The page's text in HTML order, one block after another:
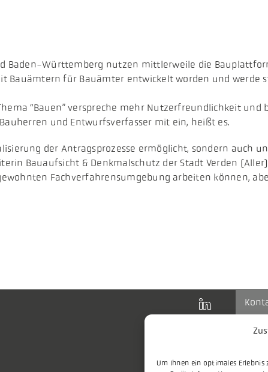
Um Ihnen ein optimales Erlebnis
Baden-Württemberg nutzen mittlerweile die
Bauämtern für Bauämter entwickelt worden und
“Bauen” verspreche mehr Nutzerfreundlichkeit
und Entwurfsverfasser mit ein, heißt es.
der Antragsprozesse ermöglicht, sondern auch
Bauaufsicht & Denkmalschutz der Stadt Verden
Fachverfahrensumgebung arbeiten können,